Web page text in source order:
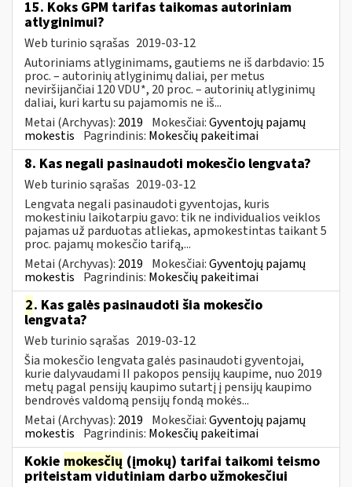
15. Koks GPM tarifas taikomas autoriniam
atlyginimui?
Web turinio sąrašas 2019-03-12
Autoriniams atlyginimams, gautiems ne iš darbdavio: 15
proc. – autorinių atlyginimų daliai, per metus
neviršijančiai 120 VDU*, 20 proc. – autorinių atlyginimų
daliai, kuri kartu su pajamomis ne iš...
Metai (Archyvas): 2019 Mokesčiai:Gyventojų pajamų
mokestis Pagrindinis: Mokesčių pakeitimai
8. Kas negali pasinaudoti mokesčio lengvata?
Web turinio sąrašas 2019-03-12
Lengvata negali pasinaudoti gyventojas, kuris
mokestiniu laikotarpiu gavo: tik ne individualios veiklos
pajamas už parduotas atliekas, apmokestintas taikant 5
proc. pajamų mokesčio tarifą,...
Metai (Archyvas): 2019 Mokesčiai:Gyventojų pajamų
mokestis Pagrindinis: Mokesčių pakeitimai
2. Kas galės pasinaudoti šia mokesčio
lengvata?
Web turinio sąrašas 2019-03-12
Šia mokesčio lengvata galės pasinaudoti gyventojai,
kurie dalyvaudami II pakopos pensijų kaupime, nuo 2019
metų pagal pensijų kaupimo sutartį į pensijų kaupimo
bendrovės valdomą pensijų fondą mokės...
Metai (Archyvas): 2019 Mokesčiai:Gyventojų pajamų
mokestis Pagrindinis: Mokesčių pakeitimai
Kokie mokesčių (įmokų) tarifai taikomi teismo
priteistam vidutiniam darbo užmokesčiui